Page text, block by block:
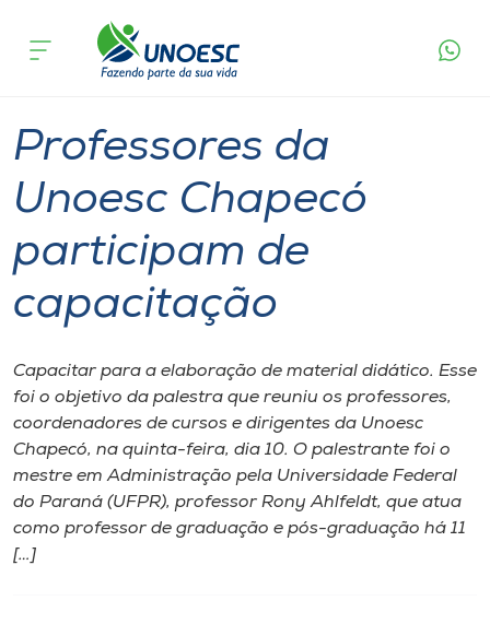
Cursos
Pesquisa
Atendimento ao Estudante
Portal de Ensino
A
Unoesc
Internacionalização
I.nova
acontece
Professores da
Unoesc Chapecó
participam de
capacitação
Capacitar para a elaboração de material didático. Esse
foi o objetivo da palestra que reuniu os professores,
coordenadores de cursos e dirigentes da Unoesc
Chapecó, na quinta-feira, dia 10. O palestrante foi o
mestre em Administração pela Universidade Federal
do Paraná (UFPR), professor Rony Ahlfeldt, que atua
como professor de graduação e pós-graduação há 11
[…]